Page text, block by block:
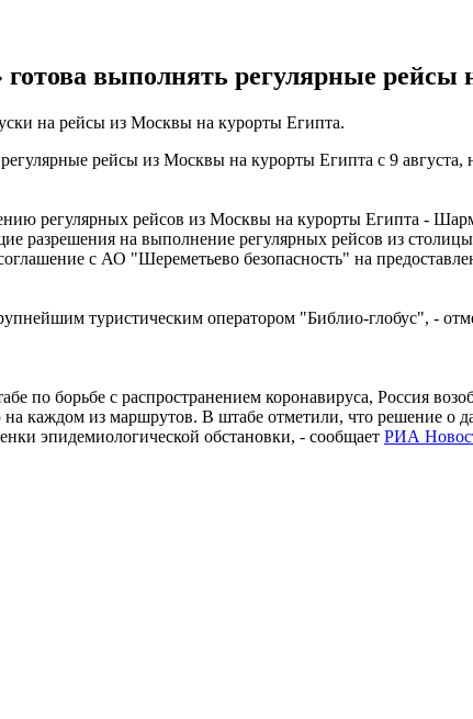
выполнять регулярные рейсы
на рейсы из Москвы на курорты Египта.
рейсы из Москвы на курорты Египта с 9
регулярных рейсов из Москвы на курорты Египта -
разрешения на выполнение регулярных рейсов из
с АО "Шереметьево безопасность" на
туристическим оператором "Библио-глобус", -
по борьбе с распространением коронавируса, Россия
каждом из маршрутов. В штабе отметили, что решение о
эпидемиологической обстановки, - сообщает РИА